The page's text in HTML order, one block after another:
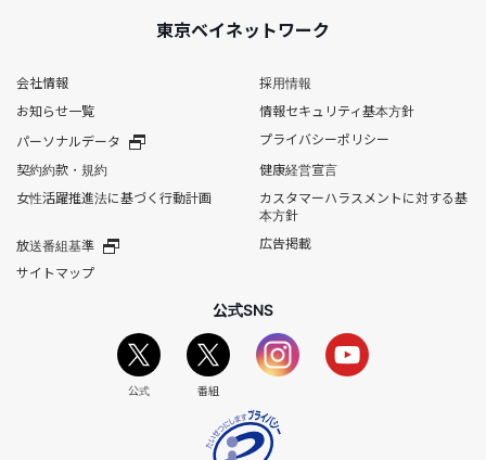
東京ベイネットワーク
会社情報
採用情報
お知らせ一覧
情報セキュリティ基本方針
パーソナルデータ
プライバシーポリシー
契約約款・規約
健康経営宣言
女性活躍推進法に基づく行動計画
カスタマーハラスメントに対する基
本方針
放送番組基準
広告掲載
サイトマップ
公式SNS
公式 番組